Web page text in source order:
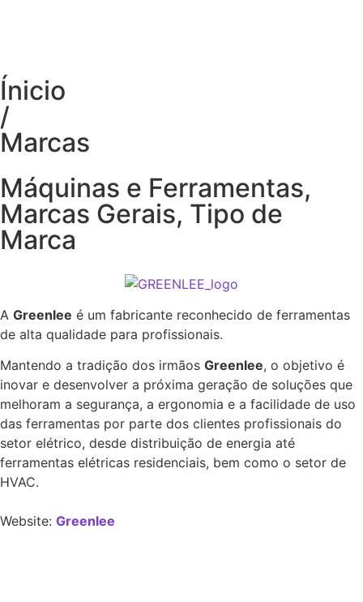
Ínicio
/
Marcas
Máquinas e Ferramentas,
Marcas Gerais, Tipo de
Marca
A Greenlee é um fabricante reconhecido de ferramentas
de alta qualidade para profissionais.
Mantendo a tradição dos irmãos Greenlee, o objetivo é
inovar e desenvolver a próxima geração de soluções que
melhoram a segurança, a ergonomia e a facilidade de uso
das ferramentas por parte dos clientes profissionais do
setor elétrico, desde distribuição de energia até
ferramentas elétricas residenciais, bem como o setor de
HVAC.
Website: Greenlee